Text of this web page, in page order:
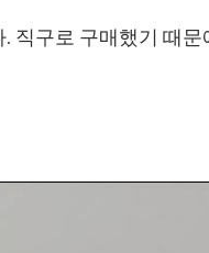
직구로 구매했기 때